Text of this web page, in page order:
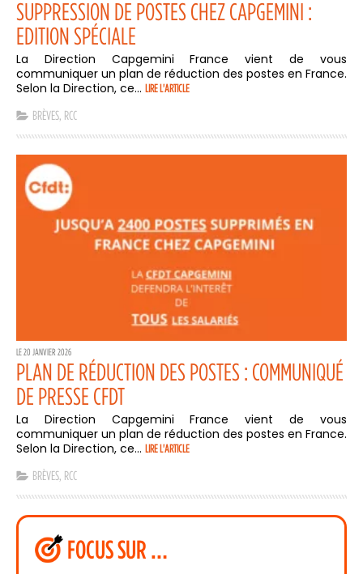
SUPPRESSION DE POSTES CHEZ CAPGEMINI :
EDITION SPÉCIALE
La Direction Capgemini France vient de vous
communiquer un plan de réduction des postes en France.
Selon la Direction, ce... LIRE L'ARTICLE
BRÈVES RCC
LE 20 JANVIER 2026
PLAN DE RÉDUCTION DES POSTES : COMMUNIQUÉ
DE PRESSE CFDT
La Direction Capgemini France vient de vous
communiquer un plan de réduction des postes en France.
Selon la Direction, ce... LIRE L'ARTICLE
BRÈVES RCC
FOCUS SUR …